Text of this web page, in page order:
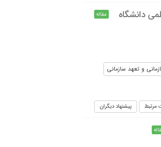
دانشگاه
مقاله
و تعهد سازمانی
مرتبط پیشنهاد دیگران